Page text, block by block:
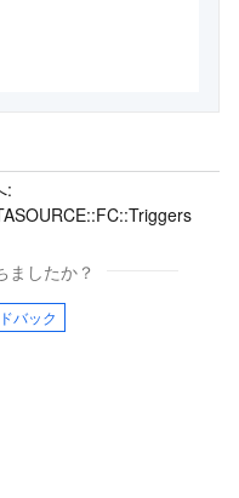
:
ましたか？
バック